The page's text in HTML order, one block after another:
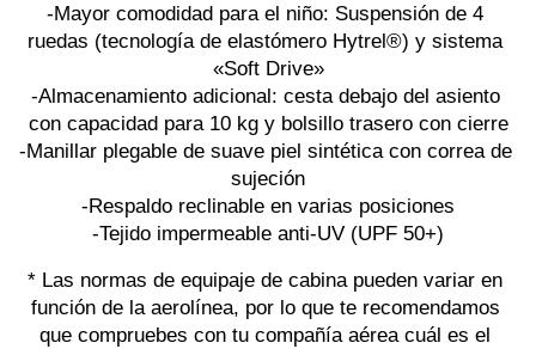
-Mayor comodidad para el niño: Suspensión de 4
ruedas (tecnología de elastómero Hytrel®) y sistema
«Soft Drive»
-Almacenamiento adicional: cesta debajo del asiento
con capacidad para 10 kg y bolsillo trasero con cierre
-Manillar plegable de suave piel sintética con correa de
sujeción
-Respaldo reclinable en varias posiciones
-Tejido impermeable anti-UV (UPF 50+)
* Las normas de equipaje de cabina pueden variar en
función de la aerolínea, por lo que te recomendamos
que compruebes con tu compañía aérea cuál es el